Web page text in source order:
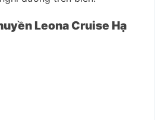
Leona Cruise Hạ